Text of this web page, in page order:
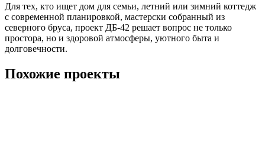
Для тех, кто ищет дом для семьи, летний или зимний коттедж
с современной планировкой, мастерски собранный из
северного бруса, проект ДБ-42 решает вопрос не только
простора, но и здоровой атмосферы, уютного быта и
долговечности.
Похожие проекты